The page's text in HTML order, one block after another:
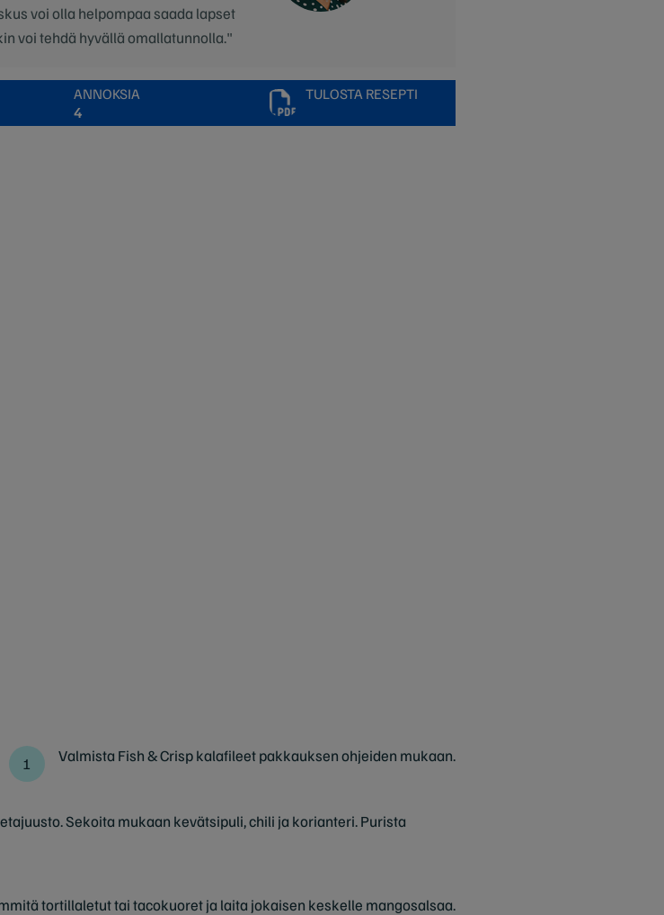
voi olla helpompaa saada lapset
voi tehdä hyvällä omallatunnolla."
ANNOKSIA
4
TULOSTA RESEPTI
Valmista Fish & Crisp kalafileet pakkauksen ohjeiden mukaan.
Sekoita mukaan kevätsipuli, chili ja korianteri. Purista
tortillaletut tai tacokuoret ja laita jokaisen keskelle mangosalsaa.